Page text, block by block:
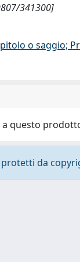
341300]
o saggio;
a questo
da